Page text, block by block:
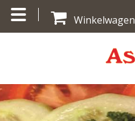
Winkelwagen